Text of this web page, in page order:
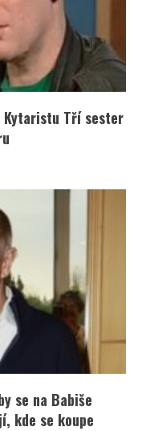
Kytaristu Tří sester
se na Babiše
kde se koupe